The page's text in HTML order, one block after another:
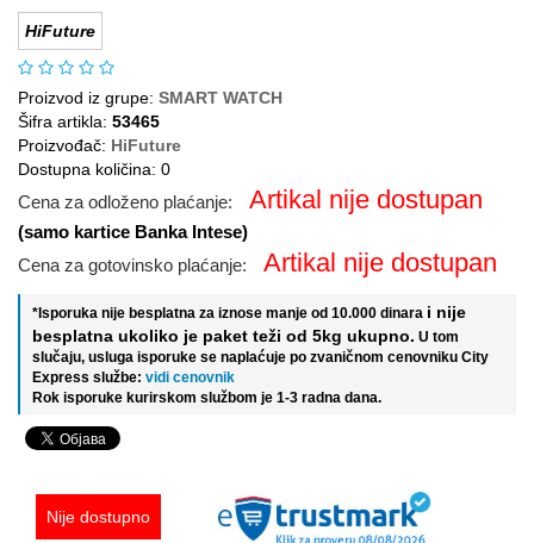
HiFuture
Proizvod iz grupe: SMART WATCH
Šifra artikla: 53465
Proizvođač: HiFuture
Dostupna količina: 0
Cena za odloženo plaćanje: Artikal nije dostupan
(samo kartice Banka Intese)
Cena za gotovinsko plaćanje:
Artikal nije dostupan
*Isporuka nije besplatna za iznose manje od 10.000 dinara i nije
besplatna ukoliko je paket teži od 5kg ukupno. U tom
slučaju, usluga isporuke se naplaćuje po zvaničnom cenovniku City
Express službe: vidi cenovnik
Rok isporuke kurirskom službom je 1-3 radna dana.
Nije dostupno